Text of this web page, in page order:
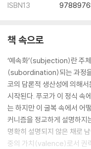
ISBN13
책 속으로
‘예속화’(subjection)란 주
(subordination)되는 과정을
코의 담론적 생산성에 의해
시작된다. 푸코가 이 정식
는 하지만 이 굴복 속에서 어
커니즘을 정교하게 설명하지
명확히 설명되지 않은 채로
중의 가치(valence)로서 권